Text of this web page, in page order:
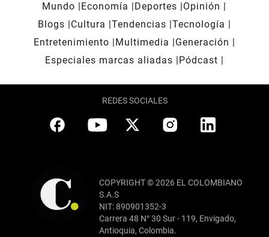
Mundo Economía Deportes
Opinión
Blogs
Cultura Tendencias Tecnología
Entretenimiento
Multimedia
Generación
Especiales marcas aliadas
Pódcast
REDES SOCIALES
COPYRIGHT © 2026 EL COLOMBIANO
S.A.S
NIT: 890901352-3
Carrera 48 N° 30 Sur - 119, Envigado,
Antioquia, Colombia.